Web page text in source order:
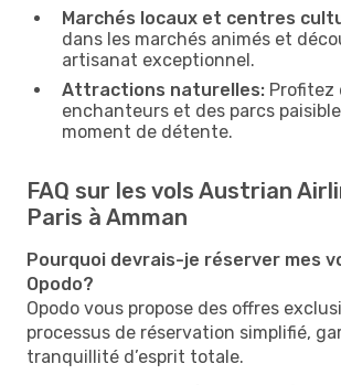
Marchés locaux et centres
dans les marchés animés et
artisanat exceptionnel.
Attractions naturelles: Profitez
enchanteurs et des parcs
moment de détente.
FAQ sur les vols Austrian
Paris à Amman
Pourquoi devrais-je réserver mes
Opodo?
Opodo vous propose des offres
processus de réservation simplifié,
tranquillité d’esprit totale.